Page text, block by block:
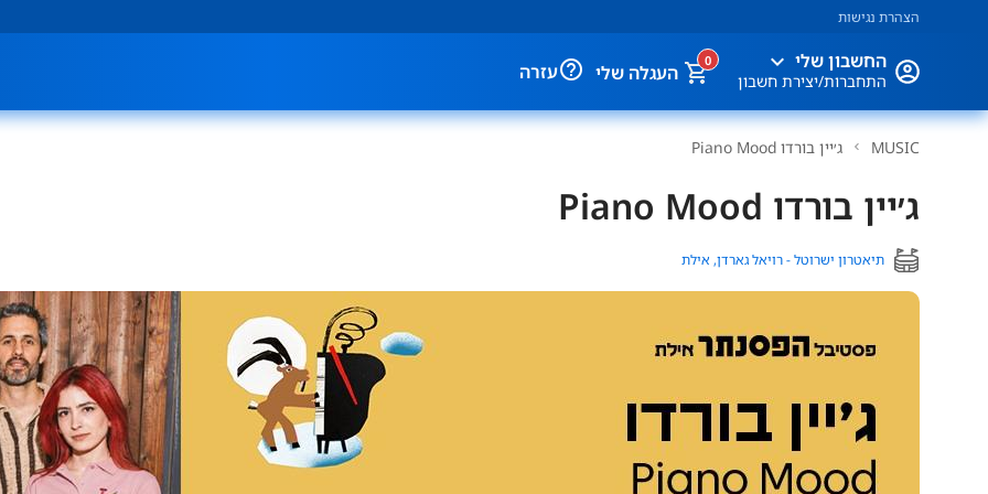
הצהרת נגישות
החשבון שלי expand_more
התחברות/יצירת חשבון העגלה שלי
0
help_outlineעזרה
MUSIC ג׳יין בורדו Piano Mood
ג׳יין בורדו Piano Mood
תיאטרון ישרוטל - רויאל גארדן, אילת